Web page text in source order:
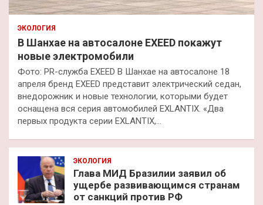
ЭКОЛОГИЯ
В Шанхае на автосалоне EXEED покажут
новые электромобили
Фото: PR-служба EXEED В Шанхае на автосалоне 18
апреля бренд EXEED представит электрический седан,
внедорожник и новые технологии, которыми будет
оснащена вся серия автомобилей EXLANTIX. «Два
первых продукта серии EXLANTIX,…
ЭКОЛОГИЯ
Глава МИД Бразилии заявил об
ущербе развивающимся странам
от санкций против РФ